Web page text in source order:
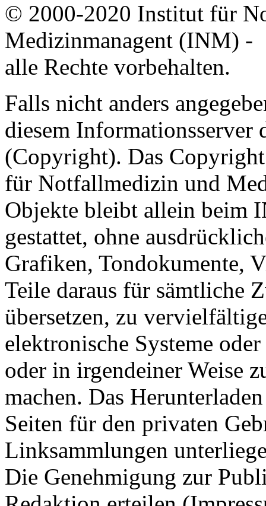
© 2000-2020 Institut für
Medizinmanagent (INM) -
alle Rechte vorbehalten.
Falls nicht anders
diesem Informationsserver
(Copyright). Das
für Notfallmedizin und
Objekte bleibt allein beim
gestattet, ohne
Grafiken, Tondokumente,
Teile daraus für sämtliche
übersetzen, zu
elektronische Systeme
oder in irgendeiner Weise
machen. Das
Seiten für den privaten
Linksammlungen
Die Genehmigung zur